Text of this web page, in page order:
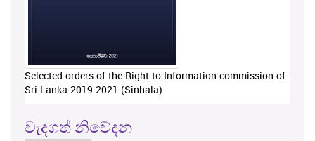
Selected-orders-of-the-Right-to-Information-commission-of-
Sri-Lanka-2019-2021-(Sinhala)
වැදගත් නිවේදන